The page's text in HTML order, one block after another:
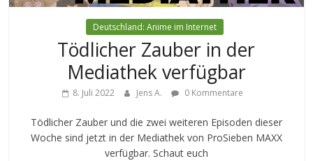
Deutschland: Anime im Internet
Tödlicher Zauber in der
Mediathek verfügbar
8. Juli 2022 Jens A. 0 Kommentare
Tödlicher Zauber und die zwei weiteren Episoden dieser
Woche sind jetzt in der Mediathek von ProSieben MAXX
verfügbar. Schaut euch